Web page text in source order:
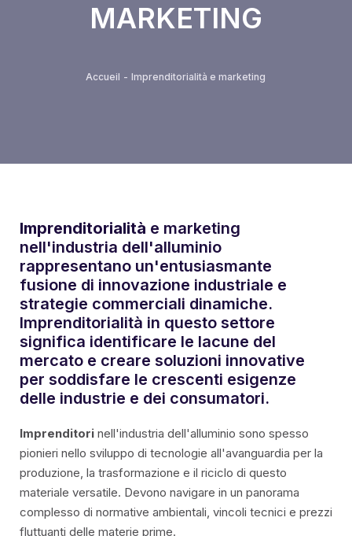
Sistema di ringhiere
Serie di divisori minimalisti Spinnelle
Tapparelle
ALUMOUSSE PLAT 44
BOMBA DI ALLUME 55
LAMA PER ESTRUSIONE 55
LAMA ESTRUSA 100
MARKETING
Accueil - Imprenditorialità e marketing
Imprenditorialità e marketing
nell'industria dell'alluminio
rappresentano un'entusiasmante
fusione di innovazione industriale e
strategie commerciali dinamiche.
Imprenditorialità in questo settore
significa identificare le lacune del
mercato e creare soluzioni innovative
per soddisfare le crescenti esigenze
delle industrie e dei consumatori.
Imprenditori nell'industria dell'alluminio sono spesso
pionieri nello sviluppo di tecnologie all'avanguardia per la
produzione, la trasformazione e il riciclo di questo
materiale versatile. Devono navigare in un panorama
complesso di normative ambientali, vincoli tecnici e prezzi
fluttuanti delle materie prime.